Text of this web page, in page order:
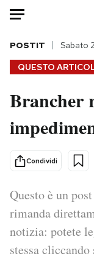
HOME
Italia
Politica
Tecnologia
Internet
Scienza
Cultura
QUESTO
POSTIT Sabato
Brancher
Condividi
Questo è un
rimanda
notizia: potete
stessa